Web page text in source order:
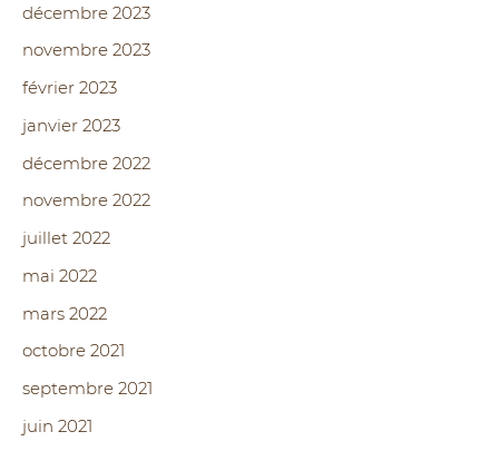
décembre 2023
novembre 2023
février 2023
janvier 2023
décembre 2022
novembre 2022
juillet 2022
mai 2022
mars 2022
octobre 2021
septembre 2021
juin 2021